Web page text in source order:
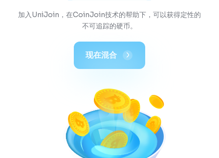
加入UniJoin，在CoinJoin技术的帮助下，可以获得定性的
不可追踪的硬币。
现在混合